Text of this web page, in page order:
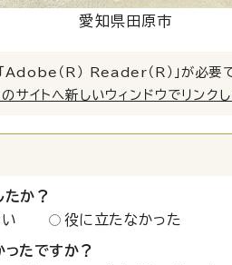
愛知県田原市
Adobe（R） Reader（R）」が必
イトへ新しいウィンドウでリンクし
たか？
い 役に立たなかった
ったですか？